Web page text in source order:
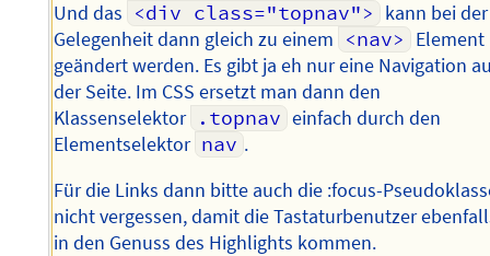
Und das <div class="topnav"> kann bei der
Gelegenheit dann gleich zu einem <nav> Element
geändert werden. Es gibt ja eh nur eine Navigation
der Seite. Im CSS ersetzt man dann den
Klassenselektor .topnav einfach durch den
Elementselektor nav .
Für die Links dann bitte auch die :focus-
nicht vergessen, damit die Tastaturbenutzer
in den Genuss des Highlights kommen.